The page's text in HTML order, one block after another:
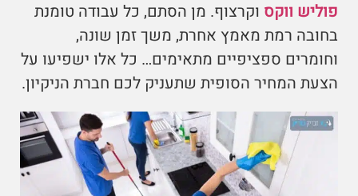
פוליש ווקסוקרצוף. מן הסתם, כל עבודה טומנת
בחובה רמת מאמץ אחרת, משך זמן שונה,
וחומרים ספציפיים מתאימים… כל אלו ישפיעו על
הצעת המחיר הסופית שתעניק לכם חברת הניקיון.